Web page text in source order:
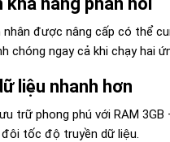
được nâng cấp có thể
chóng ngay cả khi chạy hai
liệu nhanh hơn
trữ phong phú với RAM
tốc độ truyền dữ liệu.